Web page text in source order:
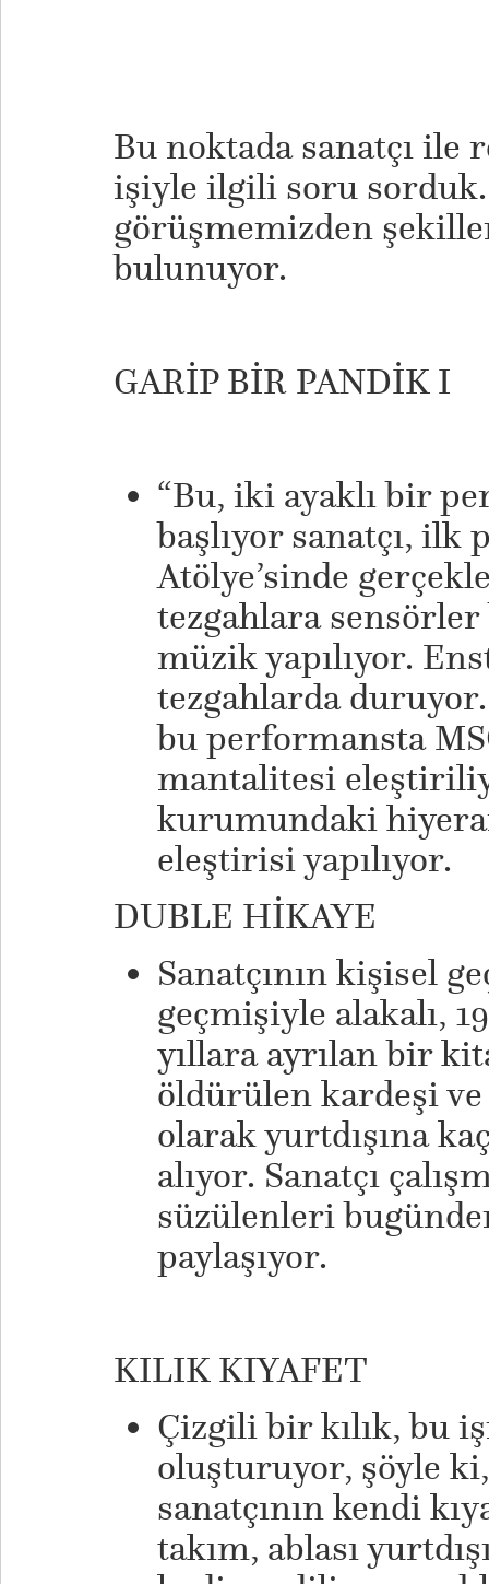
Bu noktada sanatçı ile
işiyle ilgili soru sorduk.
görüşmemizden
bulunuyor.
GARİP BİR PANDİK I
“Bu, iki ayaklı bir
başlıyor sanatçı, ilk
Atölye’sinde
tezgahlara
müzik yapılıyor.
tezgahlarda
bu performansta
mantalitesi
kurumundaki
eleştirisi yapılıyor.
DUBLE HİKAYE
Sanatçının kişisel
geçmişiyle alakalı,
yıllara ayrılan bir
öldürülen kardeşi ve
olarak yurtdışına
alıyor. Sanatçı
süzülenleri
paylaşıyor.
KILIK KIYAFET
Çizgili bir kılık, bu
oluşturuyor, şöyle
sanatçının kendi
takım, ablası